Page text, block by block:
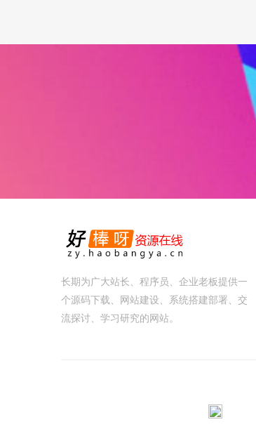
长期为广大站长、程序员、企业老板提供一
个源码下载、网站建设、系统搭建部署、交
流探讨、学习研究的网站。